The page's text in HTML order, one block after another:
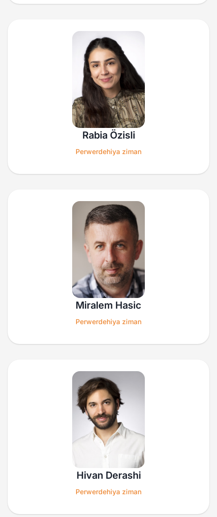
Rabia Özisli
Perwerdehiya ziman
Miralem Hasic
Perwerdehiya ziman
Hivan Derashi
Perwerdehiya ziman